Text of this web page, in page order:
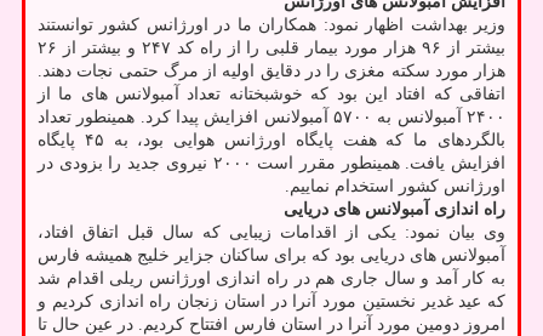
وزیر بهداشت اظهار نمود: همکاران ما در اورژانس کشور توانستند
بیشتر از ۹۶ هزار مورد بیمار قلبی را از راه کد ۲۴۷ و بیشتر از ۲۶
هزار مورد سکته مغزی را در دقایق اولیه از مرگ حتمی نجات دهند.
اتفاقی که افتاد این بود که خوشبختانه تعداد آمبولانس های ما از
۲۴۰۰ آمبولانس به ۵۷۰۰ آمبولانس افزایش پیدا کرد. همینطور تعداد
بالگردهای ما که هفت پایگاه اورژانس هوایی بود، به ۴۵ پایگاه
افزایش یافت. همینطور مقرر است ۲۰۰۰ نیروی جدید را بزودی در
اورژانس کشور استخدام نماییم.
راه اندازی آمبولانس های دریایی
وی بیان نمود: یکی از اقدامات زیبایی که سال قبل اتفاق افتاد،
آمبولانس های دریایی بود که برای ساکنان جزایر خلیج همیشه فارس
به کار آمد و سال جاری هم در راه اندازی اورژانس ریلی اقدام شد
که عید غدیر نخستین مورد آنرا در استان زنجان راه اندازی کردیم و
امروز دومین مورد آنرا در استان فارس افتتاح کردیم. در عین حال تا